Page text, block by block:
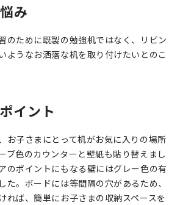
み
のために既製の勉強机ではなく、リビン
ようなお洒落な机を取り付けたいとのこ
イント
お子さまにとって机がお気に入りの場所
ブ色のカウンターと壁紙も貼り替えまし
のポイントにもなる壁にはグレー色の有
た。ボードには等間隔の穴があるため、
れば、簡単にお子さまの収納スペースを